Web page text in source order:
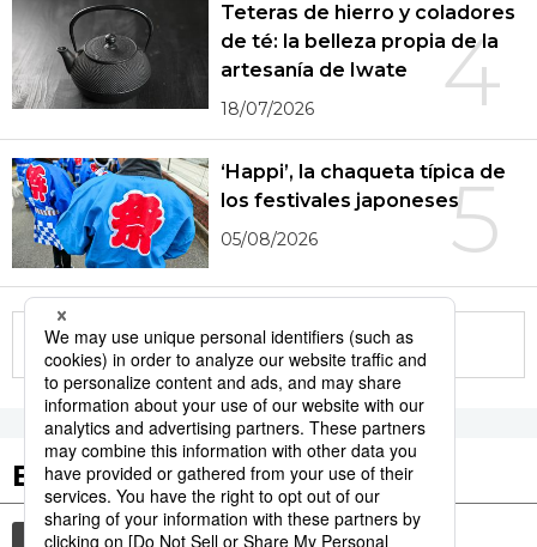
4
Teteras de hierro y coladores
de té: la belleza propia de la
artesanía de Iwate
18/07/2026
5
‘Happi’, la chaqueta típica de
los festivales japoneses
05/08/2026
More in this series
Etiquetas destacadas
cultura gastronomía modales